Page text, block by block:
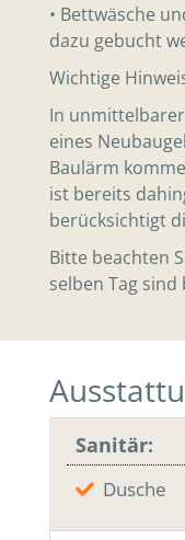
• Bettwäsche
dazu gebucht
Wichtige
In
eines
Baulärm
ist bereits
berücksichtigt
Bitte beachten
selben Tag
Sanitär:
Dusche